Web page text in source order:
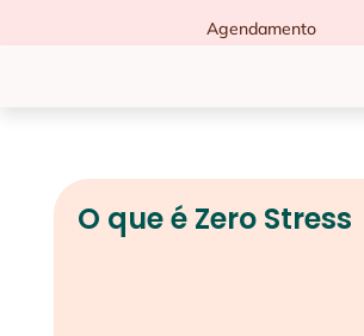
Agendamento
O que é Zero Stress